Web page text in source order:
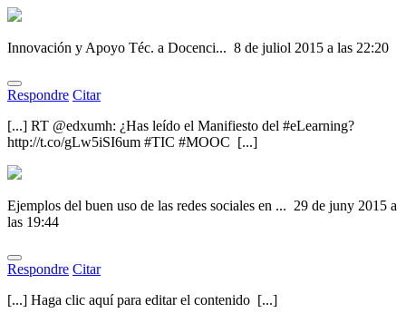
Innovación y Apoyo Téc. a Docenci... 8 de juliol 2015 a las 22:20
Respondre Citar
[...] RT @edxumh: ¿Has leído el Manifiesto del #eLearning?
http://t.co/gLw5iSI6um #TIC #MOOC [...]
Ejemplos del buen uso de las redes sociales en ... 29 de juny 2015 a
las 19:44
Respondre Citar
[...] Haga clic aquí para editar el contenido [...]